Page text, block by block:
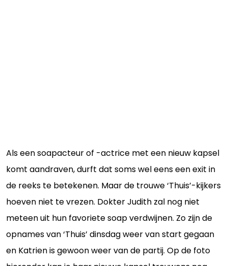
Als een soapacteur of -actrice met een nieuw kapsel
komt aandraven, durft dat soms wel eens een exit in
de reeks te betekenen. Maar de trouwe ‘Thuis’-kijkers
hoeven niet te vrezen. Dokter Judith zal nog niet
meteen uit hun favoriete soap verdwijnen. Zo zijn de
opnames van ‘Thuis’ dinsdag weer van start gegaan
en Katrien is gewoon weer van de partij. Op de foto